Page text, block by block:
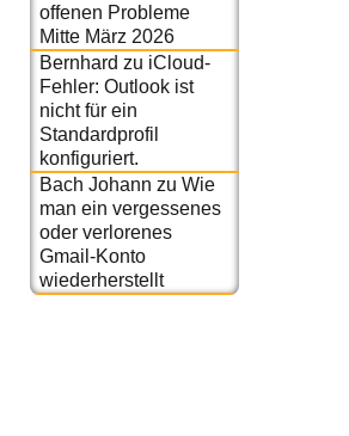
offenen Probleme
Mitte März 2026
Bernhard zu iCloud-
Fehler: Outlook ist
nicht für ein
Standardprofil
konfiguriert.
Bach Johann zu Wie
man ein vergessenes
oder verlorenes
Gmail-Konto
wiederherstellt